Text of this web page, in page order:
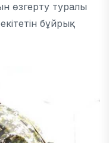
өзгерту туралы
бұйрық